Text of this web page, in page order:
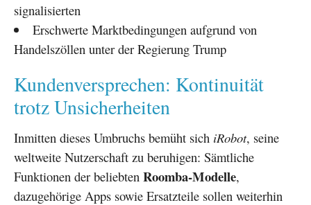
signalisierten
Erschwerte Marktbedingungen aufgrund von
Handelszöllen unter der Regierung Trump
Kundenversprechen: Kontinuität
trotz Unsicherheiten
Inmitten dieses Umbruchs bemüht sich iRobot, seine
weltweite Nutzerschaft zu beruhigen: Sämtliche
Funktionen der beliebten Roomba-Modelle,
dazugehörige Apps sowie Ersatzteile sollen weiterhin